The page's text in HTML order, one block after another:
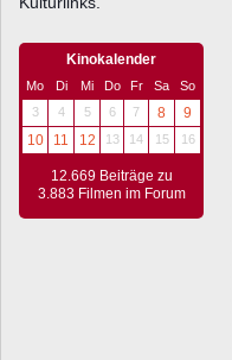
Kinokalender
Mo Di Mi Do Fr Sa
So
3
4 5 6 7 8
9
10
11 12 13 14 15 16
12.669 Beiträge zu
3.883 Filmen im Forum